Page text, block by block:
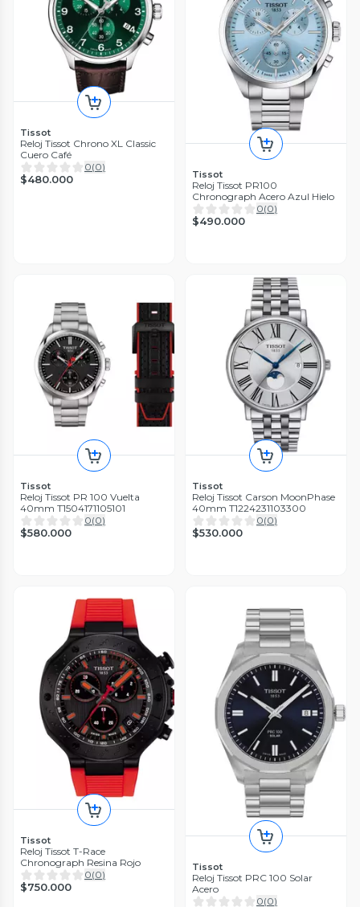
Tissot
Reloj Tissot Chrono XL Classic
Cuero Café
0(0)
$480.000 Tissot
Reloj Tissot PR100
Chronograph Acero Azul Hielo
0(0)
$490.000
Tissot
Reloj Tissot PR 100 Vuelta
40mm T1504171105101
0(0)
$580.000
Tissot
Reloj Tissot Carson MoonPhase
40mm T1224231103300
0(0)
$530.000
Tissot
Reloj Tissot T-Race
Chronograph Resina Rojo
0(0)
$750.000
Tissot
Reloj Tissot PRC 100 Solar
Acero
0(0)